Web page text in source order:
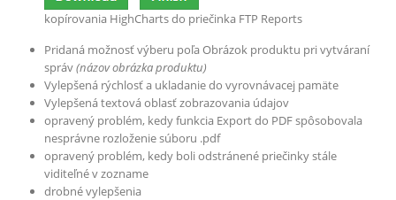
kopírovania HighCharts do priečinka FTP Reports
Pridaná možnosť výberu poľa Obrázok produktu pri vytváraní
správ(názov obrázka produktu)
Vylepšená rýchlosť a ukladanie do vyrovnávacej pamäte
Vylepšená textová oblasť zobrazovania údajov
opravený problém, kedy funkcia Export do PDF spôsobovala
nesprávne rozloženie súboru .pdf
opravený problém, kedy boli odstránené priečinky stále
viditeľné v zozname
drobné vylepšenia